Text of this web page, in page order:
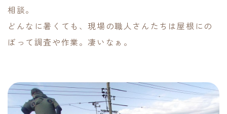
相談。
どんなに暑くても、現場の職人さんたちは屋根にの
ぼって調査や作業。凄いなぁ。